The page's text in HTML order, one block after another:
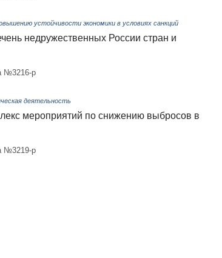
устойчивости экономики в условиях санкций
недружественных России стран и
№3216-р
деятельность
мероприятий по снижению выбросов в
№3219-р